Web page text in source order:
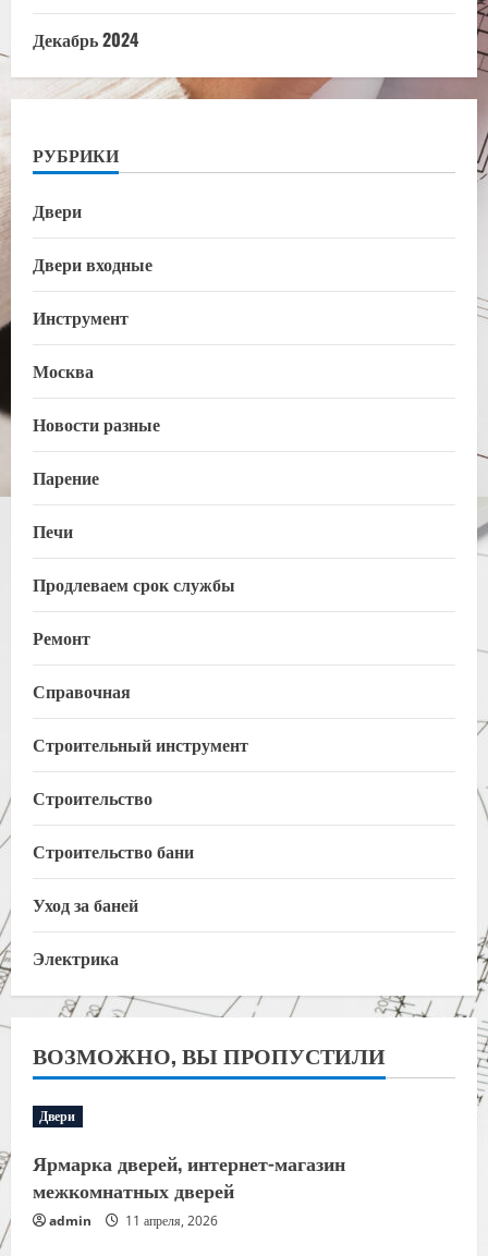
Декабрь 2024
РУБРИКИ
Двери
Двери входные
Инструмент
Москва
Новости разные
Парение
Печи
Продлеваем срок службы
Ремонт
Справочная
Строительный инструмент
Строительство
Строительство бани
Уход за баней
Электрика
ВОЗМОЖНО, ВЫ ПРОПУСТИЛИ
Двери
Ярмарка дверей, интернет-магазин
межкомнатных дверей
admin 11 апреля, 2026